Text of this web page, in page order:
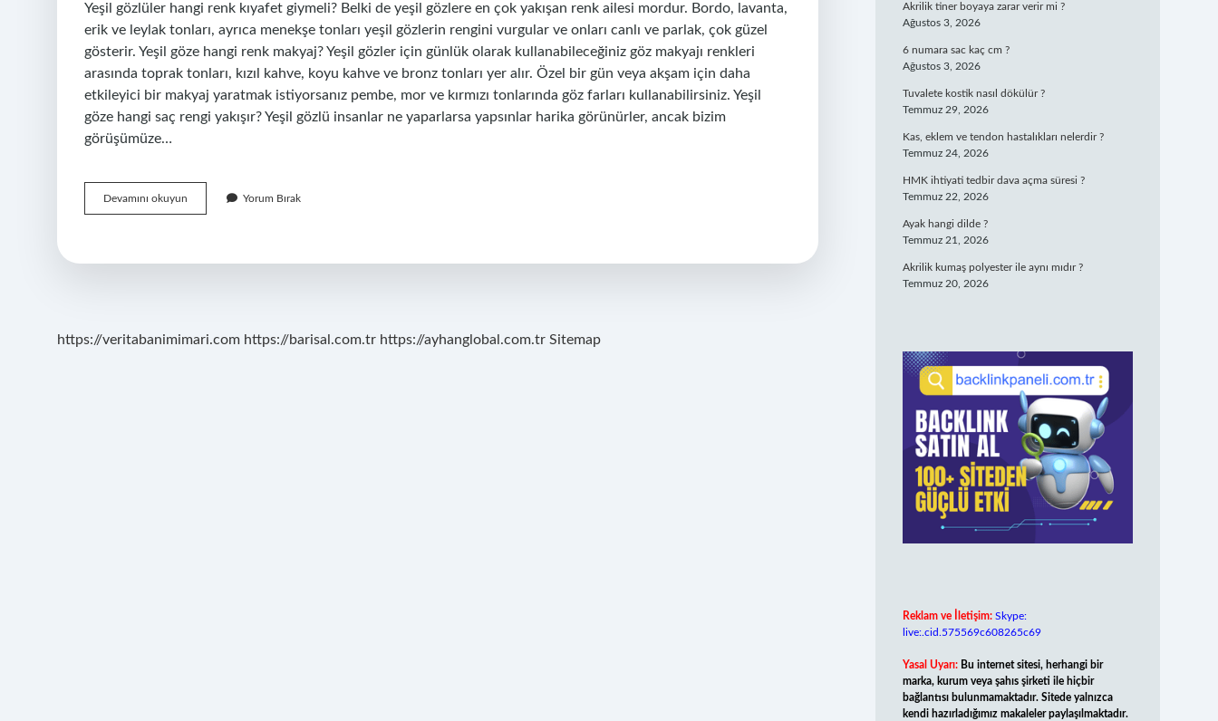
Yeşil gözlüler hangi renk kıyafet giymeli? Belki de yeşil gözlere en çok yakışan renk ailesi mordur. Bordo, lavanta,
erik ve leylak tonları, ayrıca menekşe tonları yeşil gözlerin rengini vurgular ve onları canlı ve parlak, çok güzel
gösterir. Yeşil göze hangi renk makyaj? Yeşil gözler için günlük olarak kullanabileceğiniz göz makyajı renkleri
arasında toprak tonları, kızıl kahve, koyu kahve ve bronz tonları yer alır. Özel bir gün veya akşam için daha
etkileyici bir makyaj yaratmak istiyorsanız pembe, mor ve kırmızı tonlarında göz farları kullanabilirsiniz. Yeşil
göze hangi saç rengi yakışır? Yeşil gözlü insanlar ne yaparlarsa yapsınlar harika görünürler, ancak bizim
görüşümüze…
Devamını okuyun
Gözlüler
Yorum Bırak
https://veritabanimimari.com https://barisal.com.tr https://ayhanglobal.com.tr Sitemap
Akrilik tiner boyaya zarar verir mi ?
Ağustos 3, 2026
6 numara sac kaç cm ?
Ağustos 3, 2026
Tuvalete kostik nasıl dökülür ?
Temmuz 29, 2026
Kas, eklem ve tendon hastalıkları nelerdir ?
Temmuz 24, 2026
HMK ihtiyati tedbir dava açma süresi ?
Temmuz 22, 2026
Ayak hangi dilde ?
Temmuz 21, 2026
Akrilik kumaş polyester ile aynı mıdır ?
Temmuz 20, 2026
Reklam ve İletişim: Skype:
live:.cid.575569c608265c69
Yasal Uyarı: Bu internet sitesi, herhangi bir
marka, kurum veya şahıs şirketi ile hiçbir
bağlantısı bulunmamaktadır. Sitede yalnızca
kendi hazırladığımız makaleler paylaşılmaktadır.